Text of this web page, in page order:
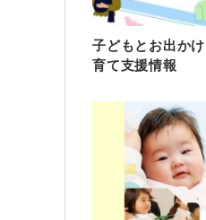
子どもとお出か
育て支援情報